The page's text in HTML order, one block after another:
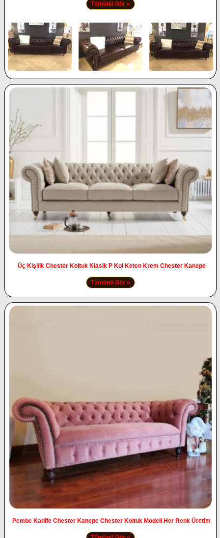
Tümünü Gör »
Üç Kişilik Chester Koltuk Klasik P Kol Keten Krem Chester Kanepe
Tümünü Gör »
Pembe Kadife Chester Kanepe Chester Koltuk Modeli Her Renk Üretim